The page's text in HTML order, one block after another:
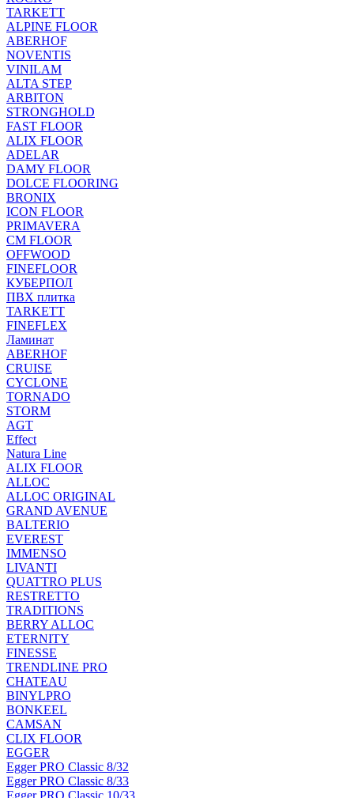
TARKETT
ALPINE FLOOR
ABERHOF
NOVENTIS
VINILAM
ALTA STEP
ARBITON
STRONGHOLD
FAST FLOOR
ALIX FLOOR
ADELAR
DAMY FLOOR
DOLCE FLOORING
BRONIX
ICON FLOOR
PRIMAVERA
CM FLOOR
OFFWOOD
FINEFLOOR
КУБЕРПОЛ
ПВХ плитка
TARKETT
FINEFLEX
Ламинат
ABERHOF
CRUISE
CYCLONE
TORNADO
STORM
AGT
Effect
Natura Line
ALIX FLOOR
ALLOC
ALLOC ORIGINAL
GRAND AVENUE
BALTERIO
EVEREST
IMMENSO
LIVANTI
QUATTRO PLUS
RESTRETTO
TRADITIONS
BERRY ALLOC
ETERNITY
FINESSE
TRENDLINE PRO
CHATEAU
BINYLPRO
BONKEEL
CAMSAN
CLIX FLOOR
EGGER
Egger PRO Classic 8/32
Egger PRO Classic 8/33
Egger PRO Classic 10/33